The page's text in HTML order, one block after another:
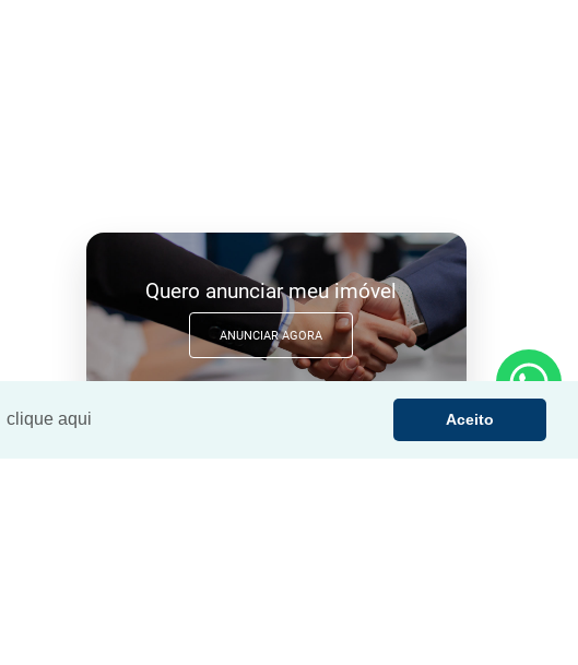
clique aqui Aceito
Quero anunciar meu imóvel
ANUNCIAR AGORA